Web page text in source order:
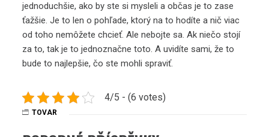
jednoduchšie, ako by ste si mysleli a občas je to zase
ťažšie. Je to len o pohľade, ktorý na to hodíte a nič viac
od toho nemôžete chcieť. Ale nebojte sa. Ak niečo stojí
za to, tak je to jednoznačne toto. A uvidíte sami, že to
bude to najlepšie, čo ste mohli spraviť.
4/5 - (6 votes)
TOVAR